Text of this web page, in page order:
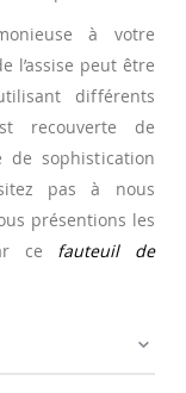
à votre
l’assise peut être
différents
recouverte de
sophistication
pas à nous
présentions les
ce fauteuil de